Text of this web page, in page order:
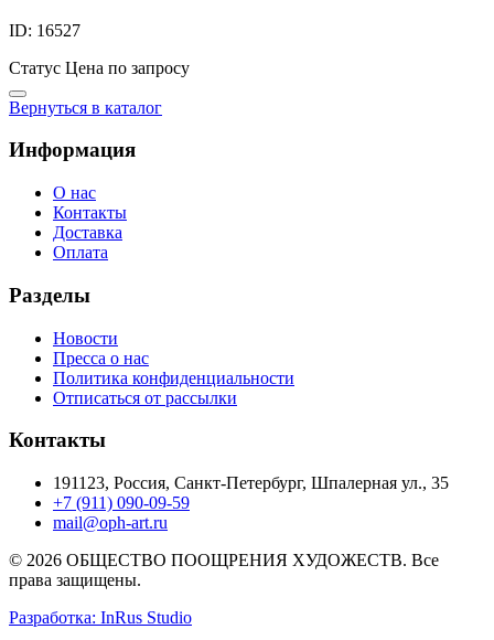
ID: 16527
Статус Цена по запросу
Вернуться в каталог
Информация
О нас
Контакты
Доставка
Оплата
Разделы
Новости
Пресса о нас
Политика конфиденциальности
Отписаться от рассылки
Контакты
191123, Россия, Санкт-Петербург, Шпалерная ул., 35
+7 (911) 090-09-59
mail@oph-art.ru
© 2026 ОБЩЕСТВО ПООЩРЕНИЯ ХУДОЖЕСТВ. Все
права защищены.
Разработка: InRus Studio